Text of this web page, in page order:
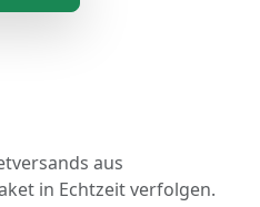
aus
in Echtzeit verfolgen.